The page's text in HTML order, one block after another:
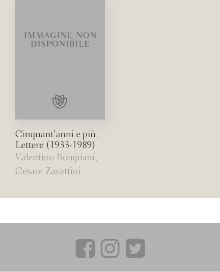
Cinquant'anni e più.
Lettere (1933-1989)
Valentino Bompiani,
Cesare Zavattini